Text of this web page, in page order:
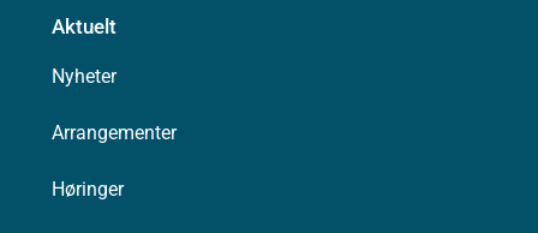
Aktuelt
Nyheter
Arrangementer
Høringer